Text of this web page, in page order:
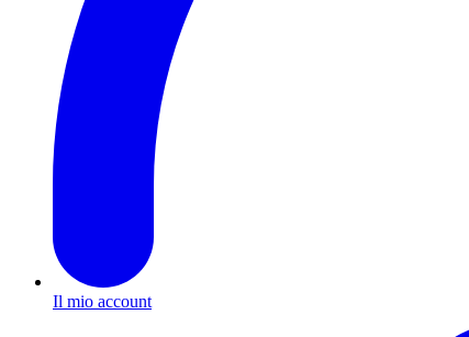
Il mio account